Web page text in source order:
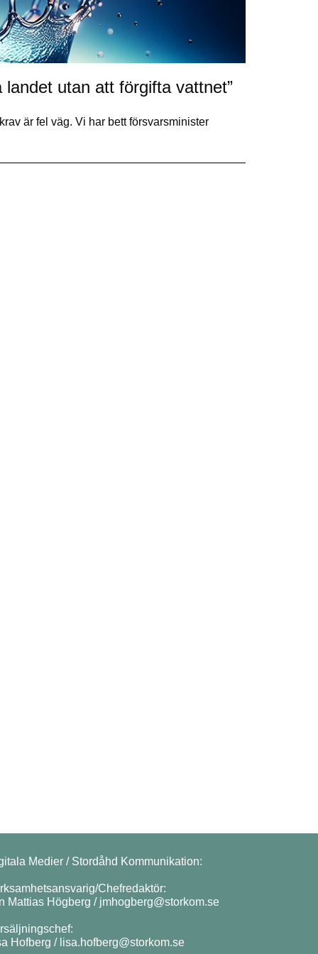
utan att förgifta vattnet”
är fel väg. Vi har bett försvarsminister
Medier / Stordåhd Kommunikation:
Chefredaktör:
Mattias Högberg / jmhogberg@storkom.se
Hofberg / lisa.hofberg@storkom.se